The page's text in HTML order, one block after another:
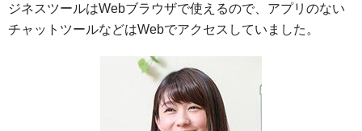
ジネスツールはWebブラウザで使えるので、アプリのない
チャットツールなどはWebでアクセスしていました。